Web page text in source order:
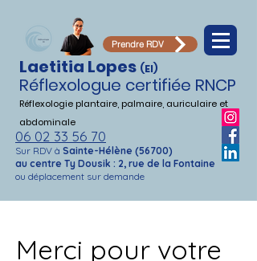
Laetitia Lopes (EI)
Réflexologue certifiée RNCP
Réflexologie plantaire, palmaire, auriculaire et
abdominale
06 02 33 56 70
Sur RDV à Sainte-Hélène (56700)
au centre Ty Dousik : 2, rue de la Fontaine
ou déplacement sur demande
Prendre RDV
Merci pour votre